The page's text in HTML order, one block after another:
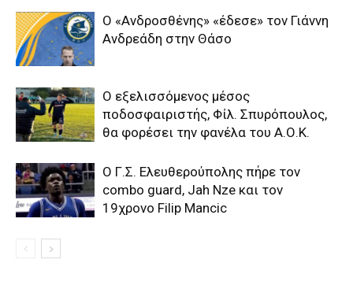
Ο «Ανδροσθένης» «έδεσε» τον Γιάννη
Ανδρεάδη στην Θάσο
Ο εξελισσόμενος μέσος
ποδοσφαιριστής, Φίλ. Σπυρόπουλος,
θα φορέσει την φανέλα του Α.Ο.Κ.
Ο Γ.Σ. Ελευθερούπολης πήρε τον
combo guard, Jah Nze και τον
19χρονο Filip Mancic